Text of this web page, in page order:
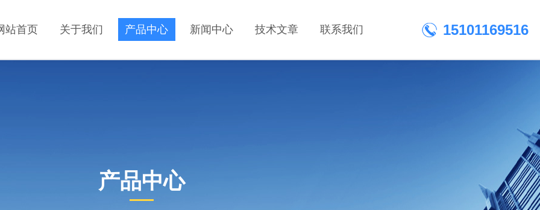
站首页 关于我们 产品中心 新闻中心 技术文章 联系我们 15101169516
产品中心